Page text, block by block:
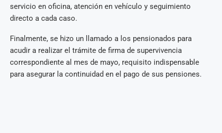
servicio en oficina, atención en vehículo y seguimiento
directo a cada caso.
Finalmente, se hizo un llamado a los pensionados para
acudir a realizar el trámite de firma de supervivencia
correspondiente al mes de mayo, requisito indispensable
para asegurar la continuidad en el pago de sus pensiones.